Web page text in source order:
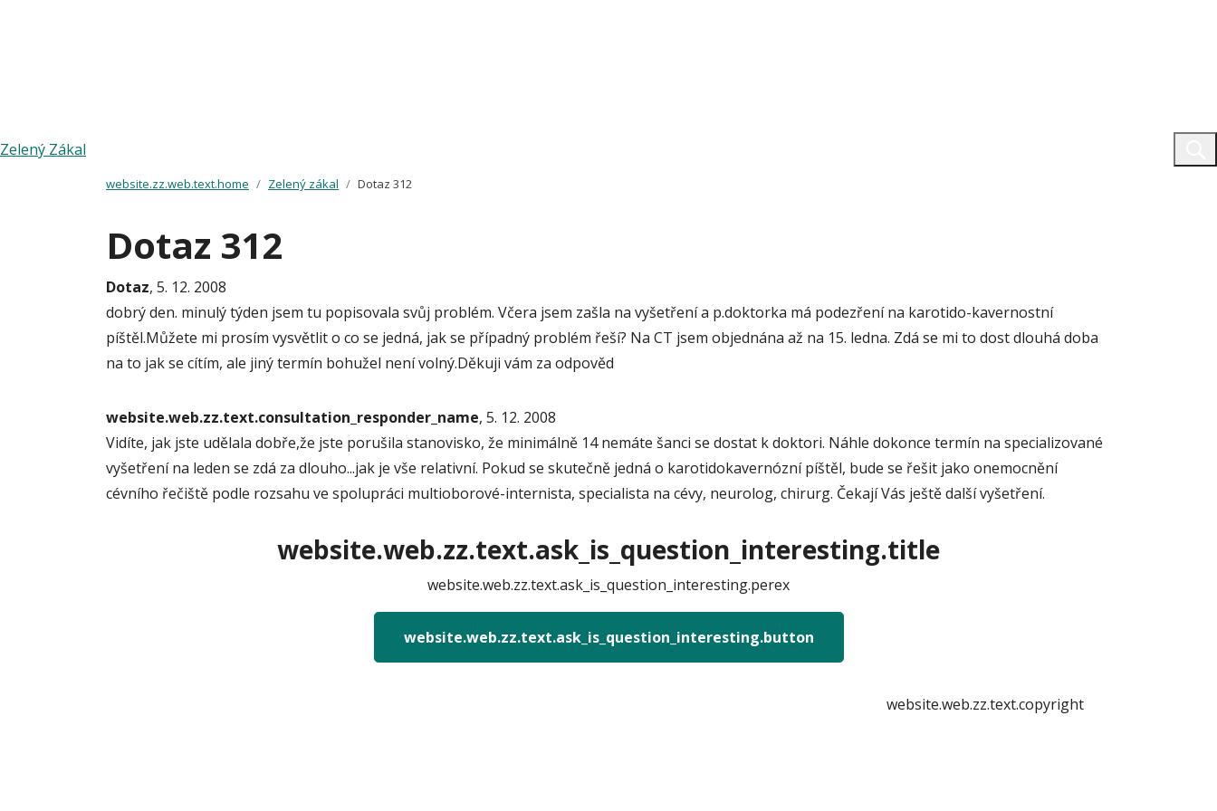
Zelený Zákal
website.zz.web.text.home Zelený zákal Dotaz 312
Dotaz 312
Dotaz, 5. 12. 2008
dobrý den. minulý týden jsem tu popisovala svůj problém. Včera jsem zašla na vyšetření a p.doktorka má podezření na karotido-kavernostní
píštěl.Můžete mi prosím vysvětlit o co se jedná, jak se případný problém řeší? Na CT jsem objednána až na 15. ledna. Zdá se mi to dost dlouhá doba
na to jak se cítím, ale jiný termín bohužel není volný.Děkuji vám za odpověd
website.web.zz.text.consultation_responder_name, 5. 12. 2008
Vidíte, jak jste udělala dobře,že jste porušila stanovisko, že minimálně 14 nemáte šanci se dostat k doktori. Náhle dokonce termín na specializované
vyšetření na leden se zdá za dlouho...jak je vše relativní. Pokud se skutečně jedná o karotidokavernózní píštěl, bude se řešit jako onemocnění
cévního řečiště podle rozsahu ve spolupráci multioborové-internista, specialista na cévy, neurolog, chirurg. Čekají Vás ještě další vyšetření.
website.web.zz.text.ask_is_question_interesting.title
website.web.zz.text.ask_is_question_interesting.perex
website.web.zz.text.ask_is_question_interesting.button
website.web.zz.text.copyright